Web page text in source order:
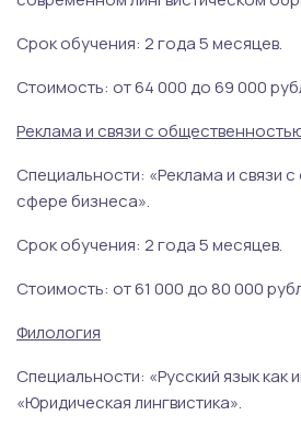
Срок обучения: 2 года 5 месяцев.
Стоимость: от 64 000 до 69 000
Реклама и связи с
Специальности: «Реклама и связи
сфере бизнеса».
Срок обучения: 2 года 5 месяцев.
Стоимость: от 61 000 до 80 000
Филология
Специальности: «Русский язык как
«Юридическая лингвистика».